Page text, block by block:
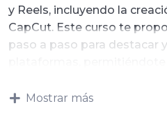
y Reels, incluyendo la
CapCut. Este curso te
paso a paso para destacar
No más tiempo perdido:
Mostrar más